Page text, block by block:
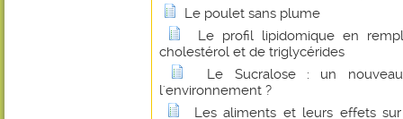
Le poulet sans plume
Le profil lipidomique en
cholestérol et de triglycérides
Le Sucralose : un
l'environnement ?
Les aliments et leurs effets